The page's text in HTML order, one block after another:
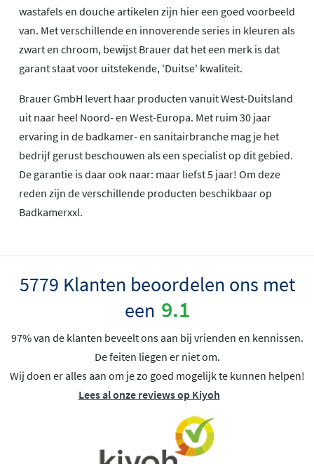
wastafels en douche artikelen zijn hier een goed voorbeeld
van. Met verschillende en innoverende series in kleuren als
zwart en chroom, bewijst Brauer dat het een merk is dat
garant staat voor uitstekende, 'Duitse' kwaliteit.
Brauer GmbH levert haar producten vanuit West-Duitsland
uit naar heel Noord- en West-Europa. Met ruim 30 jaar
ervaring in de badkamer- en sanitairbranche mag je het
bedrijf gerust beschouwen als een specialist op dit gebied.
De garantie is daar ook naar: maar liefst 5 jaar! Om deze
reden zijn de verschillende producten beschikbaar op
Badkamerxxl.
5779 Klanten beoordelen ons met
een 9.1
97% van de klanten beveelt ons aan bij vrienden en kennissen.
De feiten liegen er niet om.
Wij doen er alles aan om je zo goed mogelijk te kunnen helpen!
Lees al onze reviews op Kiyoh